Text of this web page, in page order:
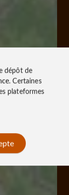
dépôt de
. Certaines
plateformes